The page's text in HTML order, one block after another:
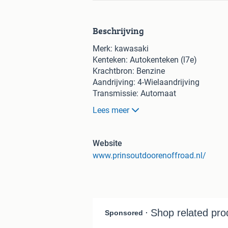
Beschrijving
Merk: kawasaki
Kenteken: Autokenteken (l7e)
Krachtbron: Benzine
Aandrijving: 4-Wielaandrijving
Transmissie: Automaat
Stuurbekrachtiging: Nee
Zitplaatsen: 1-Persoons
- Voorzien van een 2 Cilinder motor
van te hebben.
Deze advertentie is afkomstig van
Lees meer
Website
www.prinsoutdoorenoffroad.nl/